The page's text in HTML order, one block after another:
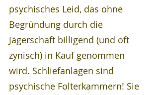
psychisches Leid, das ohne
Begründung durch die
Jägerschaft billigend (und oft
zynisch) in Kauf genommen
wird. Schliefanlagen sind
psychische Folterkammern! Sie